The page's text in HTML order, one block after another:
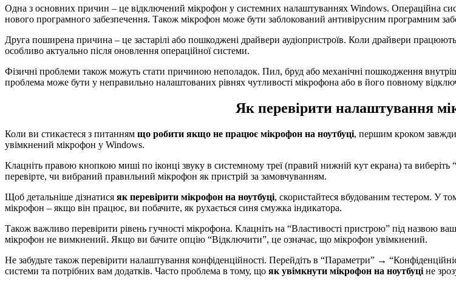
Одна з основних причин – це відключений мікрофон у системних налаштуваннях Windows. Операційна
нового програмного забезпечення. Також мікрофон може бути заблокований антивірусним програмним
Друга поширена причина – це застарілі або пошкоджені драйвери аудіопристроїв. Коли драйвери
особливо актуально після оновлення операційної системи.
Фізичні проблеми також можуть стати причиною неполадок. Пил, бруд або механічні пошкодження
проблема може бути у неправильно налаштованих рівнях чутливості мікрофона або в його повному
Як перевірити налаштування
Коли ви стикаєтеся з питанням що робити якщо не працює мікрофон на ноутбуці, першим кроком завжди
увімкнений мікрофон у Windows.
Клацніть правою кнопкою миші по іконці звуку в системному треї (правий нижній кут екрана) та виберіть
перевірте, чи вибраний правильний мікрофон як пристрій за замовчуванням.
Щоб детальніше дізнатися як перевірити мікрофон на ноутбуці, скористайтеся вбудованим тестером. У
мікрофон – якщо він працює, ви побачите, як рухається синя смужка індикатора.
Також важливо перевірити рівень гучності мікрофона. Клацніть на “Властивості пристрою” під назвою
мікрофон не вимкнений. Якщо ви бачите опцію “Відключити”, це означає, що мікрофон увімкнений.
Не забудьте також перевірити налаштування конфіденційності. Перейдіть в “Параметри” →
системи та потрібних вам додатків. Часто проблема в тому, що як увімкнути мікрофон на ноутбуці не